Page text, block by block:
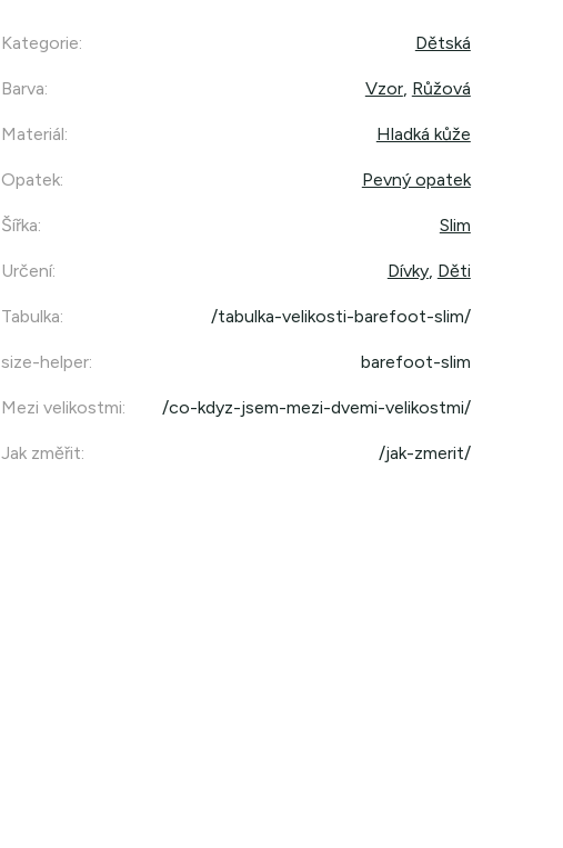
Kategorie: Dětská
Barva: Vzor, Růžová
Materiál: Hladká kůže
Opatek: Pevný opatek
Šířka: Slim
Určení: Dívky, Děti
Tabulka: /tabulka-velikosti-barefoot-slim/
size-helper: barefoot-slim
Mezi velikostmi: /co-kdyz-jsem-mezi-dvemi-velikostmi/
Jak změřit: /jak-zmerit/